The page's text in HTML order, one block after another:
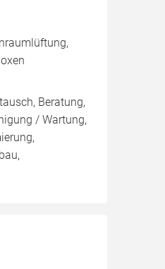
Beratung,
/ Wartung,